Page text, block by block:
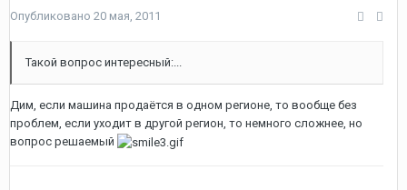
Опубликовано 20 мая, 2011
Такой вопрос интересный:...
Дим, если машина продаётся в одном регионе, то вообще без
проблем, если уходит в другой регион, то немного сложнее, но
вопрос решаемый